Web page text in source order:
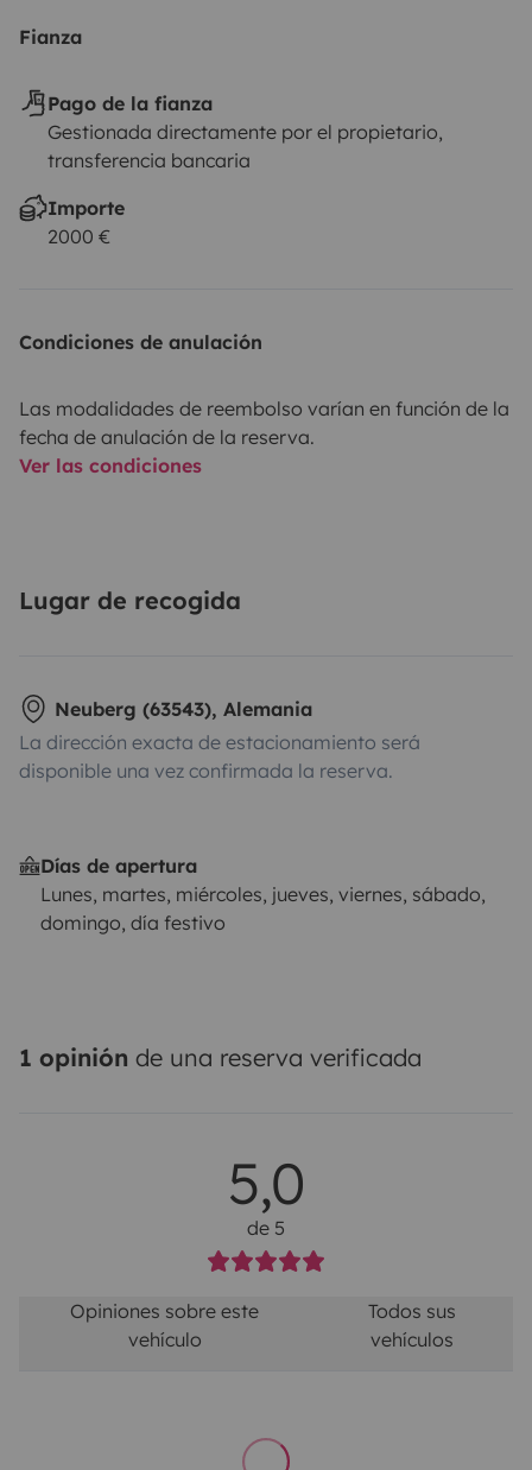
Fianza
Pago de la fianza
Gestionada directamente por el propietario,
transferencia bancaria
Importe
2000 €
Condiciones de anulación
Las modalidades de reembolso varían en función de la
fecha de anulación de la reserva.
Ver las condiciones
Lugar de recogida
Neuberg (63543), Alemania
La dirección exacta de estacionamiento será
disponible una vez confirmada la reserva.
Días de apertura
Lunes, martes, miércoles, jueves, viernes, sábado,
domingo, día festivo
1 opinión de una reserva verificada
5,0
de 5
Opiniones sobre este
vehículo
Todos sus
vehículos